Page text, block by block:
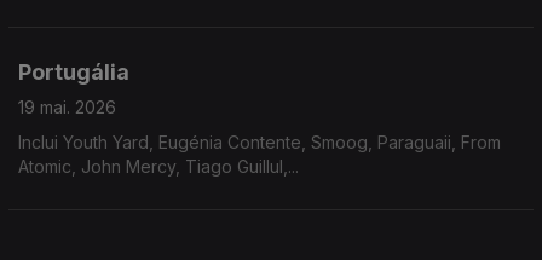
Portugália
19 mai. 2026
Inclui Youth Yard, Eugénia Contente, Smoog, Paraguaii, From
Atomic, John Mercy, Tiago Guillul,...